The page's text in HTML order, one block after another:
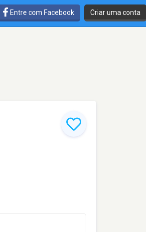
Entre com Facebook Criar uma conta